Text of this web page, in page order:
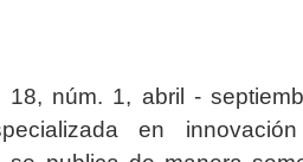
18, núm. 1, abril -
en